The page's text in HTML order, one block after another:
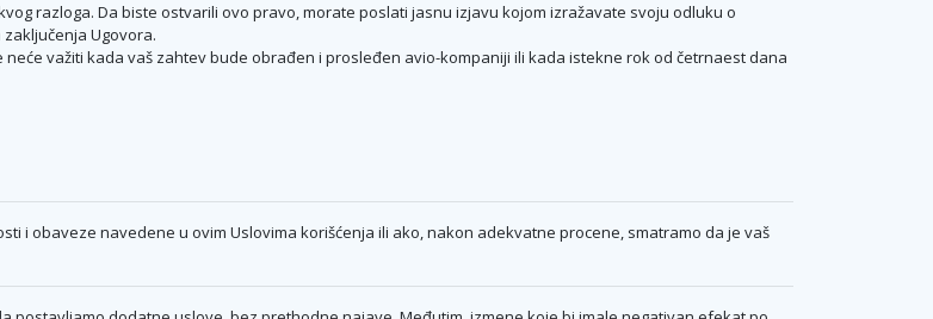
razloga. Da biste ostvarili ovo pravo, morate poslati jasnu izjavu kojom izražavate svoju odluku o
Ugovora.
važiti kada vaš zahtev bude obrađen i prosleđen avio-kompaniji ili kada istekne rok od četrnaest dana
i obaveze navedene u ovim Uslovima korišćenja ili ako, nakon adekvatne procene, smatramo da je vaš